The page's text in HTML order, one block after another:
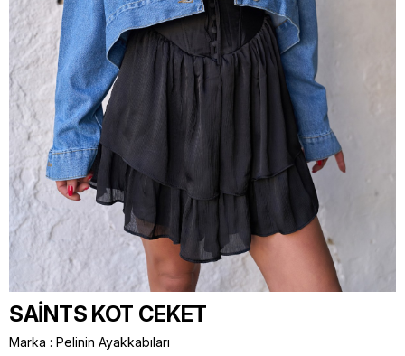
SAİNTS KOT CEKET
Marka : Pelinin Ayakkabıları